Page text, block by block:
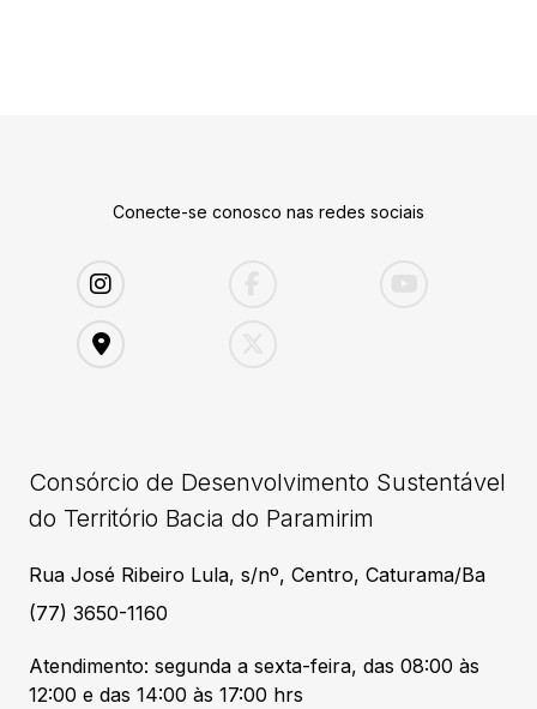
Conecte-se conosco nas redes sociais
Consórcio de Desenvolvimento Sustentável
do Território Bacia do Paramirim
Rua José Ribeiro Lula, s/nº, Centro, Caturama/Ba
(77) 3650-1160
Atendimento: segunda a sexta-feira, das 08:00 às
12:00 e das 14:00 às 17:00 hrs